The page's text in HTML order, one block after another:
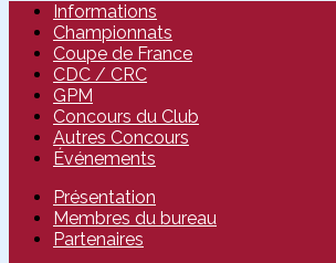
Informations
Championnats
Coupe de France
CDC / CRC
GPM
Concours du Club
Autres Concours
Événements
Présentation
Membres du bureau
Partenaires